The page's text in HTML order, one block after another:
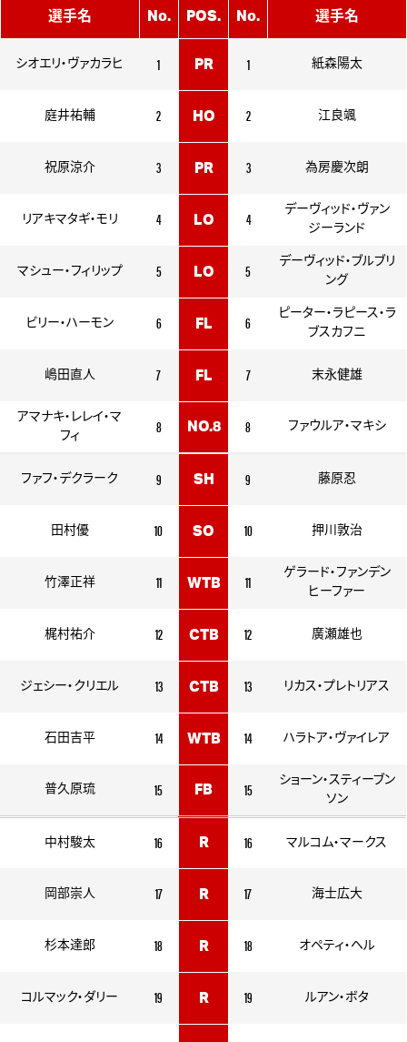
選手名 No. POS. No. 選手名
シオエリ・ヴァカラヒ 1 PR 1 紙森陽太
庭井祐輔 2 HO 2 江良颯
祝原涼介 3 PR 3 為房慶次朗
リアキマタギ・モリ 4 LO 4
デーヴィッド・ヴァン
ジーランド
マシュー・フィリップ 5 LO 5
デーヴィッド・ブルブリ
ング
ビリー・ハーモン 6 FL 6
ピーター・ラピース・ラ
ブスカフニ
嶋田直人 7 FL 7 末永健雄
アマナキ・レレイ・マ
フィ
8 NO.8 8 ファウルア・マキシ
ファフ・デクラーク 9 SH 9 藤原忍
田村優 10 SO 10 押川敦治
竹澤正祥 11 WTB 11
ゲラード・ファンデン
ヒーファー
梶村祐介 12 CTB 12 廣瀬雄也
ジェシー・クリエル 13 CTB 13 リカス・プレトリアス
石田吉平 14 WTB 14 ハラトア・ヴァイレア
普久原琉 15 FB 15
ショーン・スティーブン
ソン
中村駿太 16 R 16 マルコム・マークス
岡部崇人 17 R 17 海士広大
杉本達郎 18 R 18 オペティ・ヘル
コルマック・ダリー 19 R 19 ルアン・ボタ